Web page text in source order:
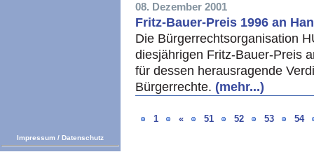
08. Dezember 2001
Fritz-Bauer-Preis 1996 an
Die Bürgerrechtsorganisation
diesjährigen Fritz-Bauer-Preis
für dessen herausragende
Bürgerrechte. (mehr...)
1 « 51 52 53 54
Impressum / Datenschutz